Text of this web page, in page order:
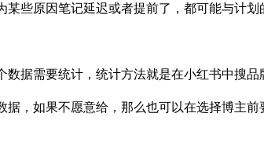
些原因笔记延迟或者提前了，都可能与计
数据需要统计，统计方法就是在小红书中
，如果不愿意给，那么也可以在选择博主